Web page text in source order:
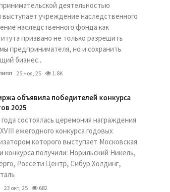
деятельностью
учреждение наследственного
наследственного фонда как
призвано не только разрешить
предпринимателя, но и сохранить
бизнес...
25 ноя, 25 1.8K
объявила победителей конкурса
2025
года состоялась церемония награждения
ежегодного конкурса годовых
которого выступает Московская
конкурса получили: Норильский Никель,
Россети Центр, Сибур Холдинг,
23 окт, 25 682